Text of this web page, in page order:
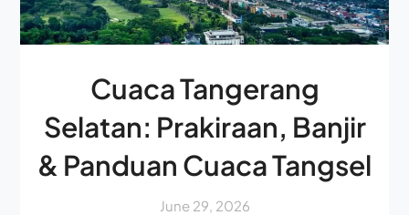
Cuaca Tangerang
Selatan: Prakiraan, Banjir
& Panduan Cuaca Tangsel
June 29, 2026